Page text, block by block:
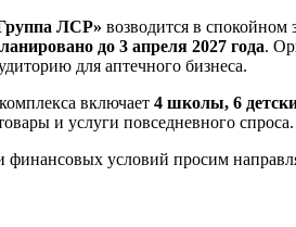
ЛСР» возводится в
до 3 апреля 2027 года.
для аптечного бизнеса.
включает 4 школы, 6
и услуги повседневного
финансовых условий просим